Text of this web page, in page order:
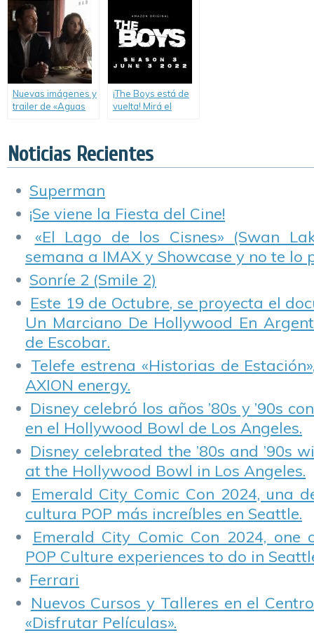
Nuevas imágenes y
trailer de «Aguas
protagonizado por
Ben Affleck y Ana
de Armas.
¡The Boys está de
vuelta! Mirá el
Noticias Recientes
Superman
¡Se viene la Fiesta del Cine!
«El Lago de los Cisnes» (Swan
semana a IMAX y Showcase y no te lo
Sonríe 2 (Smile 2)
Este 19 de Octubre, se proyecta el
Un Marciano De Hollywood En
de Escobar.
Telefe estrena «Historias de
AXION energy.
Disney celebró los años ’80s y ’90s
en el Hollywood Bowl de Los Angeles.
Disney celebrated the ’80s and ’90s
at the Hollywood Bowl in Los Angeles.
Emerald City Comic Con 2024, una
cultura POP más increíbles en Seattle.
Emerald City Comic Con 2024,
POP Culture experiences to do in
Ferrari
Nuevos Cursos y Talleres en el
«Disfrutar Películas».